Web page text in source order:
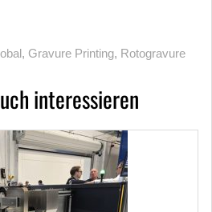
, Gravure Printing, Rotogravure
interessieren